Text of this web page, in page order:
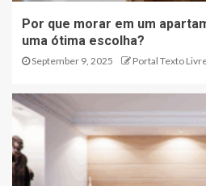
Por que morar em um
uma ótima escolha?
September 9, 2025 Portal Texto